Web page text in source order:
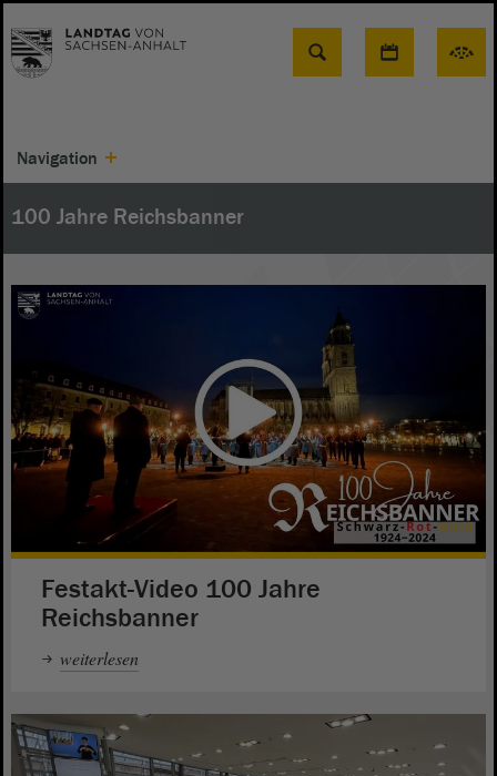
Suche
Navigation
100 Jahre Reichsbanner
Festakt-Video 100 Jahre
Reichsbanner
weiterlesen